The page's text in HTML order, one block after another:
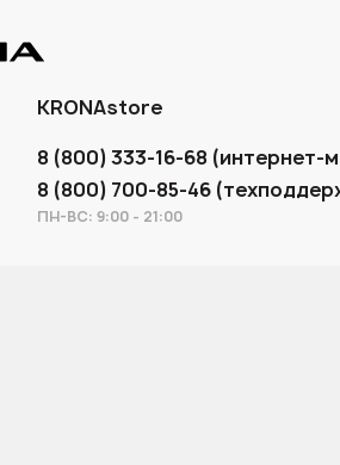
KRONAstore
8 (800) 333-16-68 (интернет-
8 (800) 700-85-46
ПН-ВС: 9:00 - 21:00